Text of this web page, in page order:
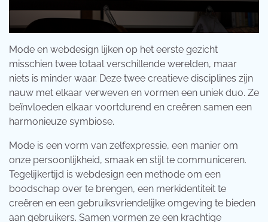
Mode en webdesign lijken op het eerste gezicht
misschien twee totaal verschillende werelden, maar
niets is minder waar. Deze twee creatieve disciplines zijn
nauw met elkaar verweven en vormen een uniek duo. Ze
beïnvloeden elkaar voortdurend en creëren samen een
harmonieuze symbiose.
Mode is een vorm van zelfexpressie, een manier om
onze persoonlijkheid, smaak en stijl te communiceren.
Tegelijkertijd is webdesign een methode om een
boodschap over te brengen, een merkidentiteit te
creëren en een gebruiksvriendelijke omgeving te bieden
aan gebruikers. Samen vormen ze een krachtige